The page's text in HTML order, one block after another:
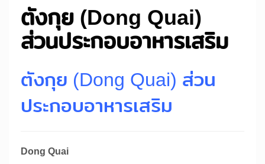
ตังกุย (Dong Quai)
ส่วนประกอบอาหารเสริม
ตังกุย (Dong Quai) ส่วน
ประกอบอาหารเสริม
Dong Quai